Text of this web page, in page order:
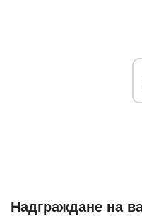
Надграждане на